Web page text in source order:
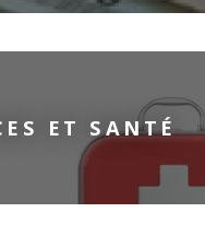
ET SANTÉ